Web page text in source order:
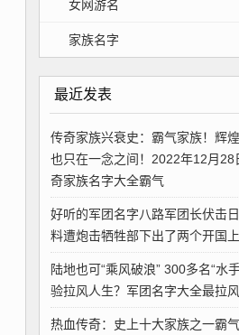
女网游名
家族名字
最近发表
传奇家族兴衰史：霸气家族！辉
也只在一念之间！2022年12月28
奇家族名字大全霸气
好听的军团名字八路军团长伏击
料遭炮击牺牲部下出了两个开国
陆地也可“乘风破浪” 300多名“水
验拉风人生？军团名字大全最拉风
热血传奇：史上十大家族之一霸